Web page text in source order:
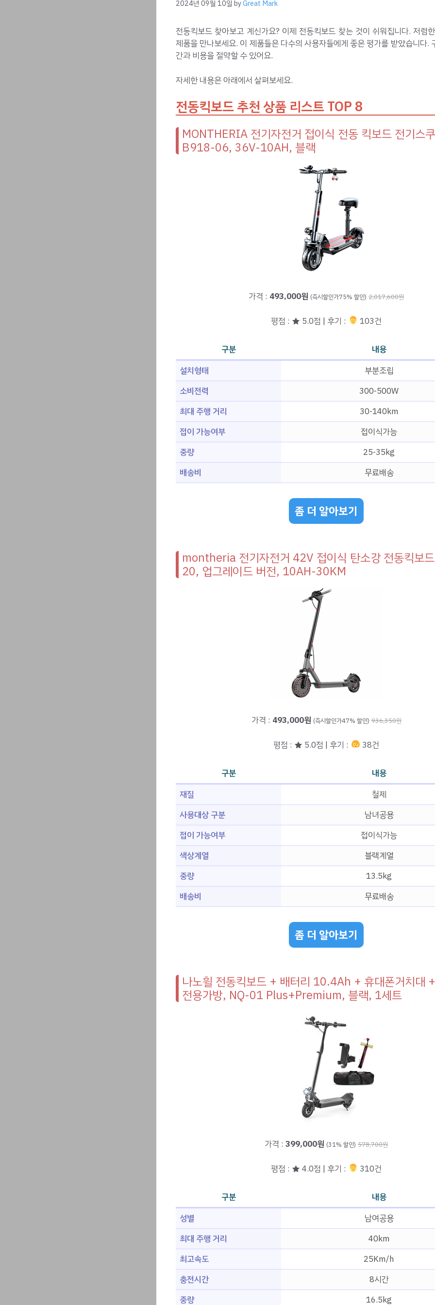
2024년 09월 10일 byGreat Mark
전동킥보드 찾아보고 계신가요? 이제 전동킥보드 찾는 것이 쉬워집니다. 저렴
제품을 만나보세요. 이 제품들은 다수의 사용자들에게 좋은 평가를 받았습니다.
간과 비용을 절약할 수 있어요.
자세한 내용은 아래에서 살펴보세요.
전동킥보드 추천 상품 리스트 TOP 8
MONTHERIA 전기자전거 접이식 전동 킥보드 전기스
B918-06, 36V-10AH, 블랙
가격 : 493,000원 (즉시할인가75% 할인) 2,017,600원
평점 : ★ 5.0점 | 후기 : ‍‍ 103건
구분
내용
설치형태
부분조립
소비전력
300-500W
최대 주행 거리
30-140km
접이 가능여부
접이식가능
중량
25-35kg
배송비
무료배송
좀 더 알아보기
montheria 전기자전거 42V 접이식 탄소강 전동킥보
20, 업그레이드 버전, 10AH-30KM
가격 : 493,000원 (즉시할인가47% 할인) 936,350원
평점 : ★ 5.0점 | 후기 : 38건
구분
내용
재질
철제
사용대상 구분
남녀공용
접이 가능여부
접이식가능
색상계열
블랙계열
중량
13.5kg
배송비
무료배송
좀 더 알아보기
나노휠 전동킥보드 + 배터리 10.4Ah + 휴대폰거치대
전용가방, NQ-01 Plus+Premium, 블랙, 1세트
가격 : 399,000원 (31% 할인) 578,700원
평점 : ★ 4.0점 | 후기 : ‍‍ 310건
구분
내용
성별
남여공용
최대 주행 거리
40km
최고속도
25Km/h
충전시간
8시간
중량
16.5kg